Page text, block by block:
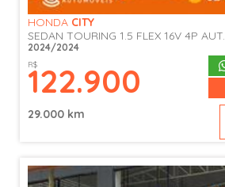
HONDA CITY
SEDAN TOURING 1.5 FLEX 16V 4P AUT.
2024/2024
R$
122.900
29.000 km